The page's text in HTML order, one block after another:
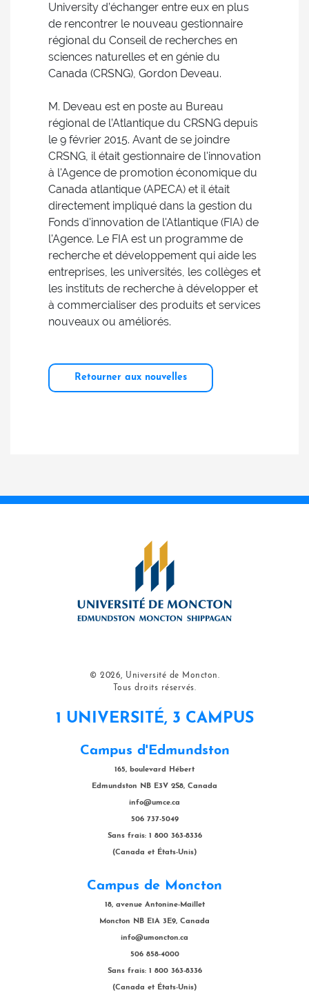
University d’échanger entre eux en plus
de rencontrer le nouveau gestionnaire
régional du Conseil de recherches en
sciences naturelles et en génie du
Canada (CRSNG), Gordon Deveau.
M. Deveau est en poste au Bureau
régional de l’Atlantique du CRSNG depuis
le 9 février 2015. Avant de se joindre
CRSNG, il était gestionnaire de l'innovation
à l'Agence de promotion économique du
Canada atlantique (APECA) et il était
directement impliqué dans la gestion du
Fonds d'innovation de l'Atlantique (FIA) de
l'Agence. Le FIA est un programme de
recherche et développement qui aide les
entreprises, les universités, les collèges et
les instituts de recherche à développer et
à commercialiser des produits et services
nouveaux ou améliorés.
Retourner aux nouvelles
© 2026, Université de Moncton.
Tous droits réservés.
1 UNIVERSITÉ, 3 CAMPUS
Campus d'Edmundston
165, boulevard Hébert
Edmundston NB E3V 2S8, Canada
info@umce.ca
506 737-5049
Sans frais: 1 800 363-8336
(Canada et États-Unis)
Campus de Moncton
18, avenue Antonine-Maillet
Moncton NB E1A 3E9, Canada
info@umoncton.ca
506 858-4000
Sans frais: 1 800 363-8336
(Canada et États-Unis)